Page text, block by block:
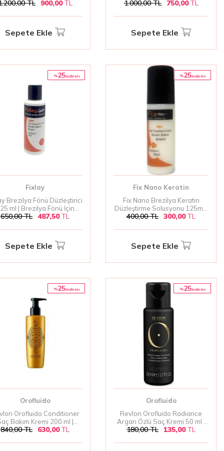
TL 900,00TL
Sepete Ekle
1.000,00TL 750,00TL
Sepete Ekle
%25i̇ndirim
Fixlay
Brezilya Fönü Düzleştirici
ml | Brezilya Fönü İçin
Düzleştirici Serum
650,00TL 487,50TL
Sepete Ekle
%25i̇ndirim
Fix Nano Keratin
Fix Nano Brezilya Keratin
Düzleştirme Solusyonu 125ml |
Brezilya Keratini Düzleştirici
400,00TL 300,00TL
Sepete Ekle
%25i̇ndirim
Orofluido
Orofluido Conditioner
Bakım Kremi 200 ml |
Saçları Besleyen ve
Kremi
840,00TL 630,00TL
%25i̇ndirim
Orofluido
Revlon Orofluido Radiance
Argan Özlü Saç Kremi 50 ml |
Besleyici ve Parlaklık Veren
180,00TL 135,00TL